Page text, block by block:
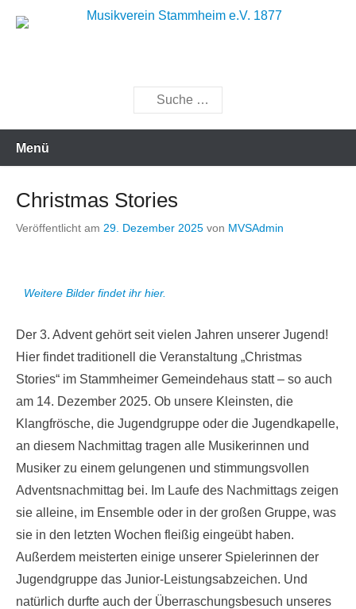
Inhalt
Suchen
Menü
Christmas Stories
Veröffentlicht am 29. Dezember 2025 von MVSAdmin
Weitere Bilder findet ihr hier.
Der 3. Advent gehört seit vielen Jahren unserer Jugend!
Hier findet traditionell die Veranstaltung „Christmas
Stories“ im Stammheimer Gemeindehaus statt – so auch
am 14. Dezember 2025. Ob unsere Kleinsten, die
Klangfrösche, die Jugendgruppe oder die Jugendkapelle,
an diesem Nachmittag tragen alle Musikerinnen und
Musiker zu einem gelungenen und stimmungsvollen
Adventsnachmittag bei. Im Laufe des Nachmittags zeigen
sie alleine, im Ensemble oder in der großen Gruppe, was
sie in den letzten Wochen fleißig eingeübt haben.
Außerdem meisterten einige unserer Spielerinnen der
Jugendgruppe das Junior-Leistungsabzeichen. Und
natürlich durfte auch der Überraschungsbesuch unseres